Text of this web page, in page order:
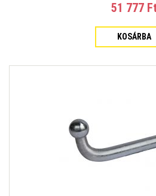
51 777 Ft‎
KOSÁRBA